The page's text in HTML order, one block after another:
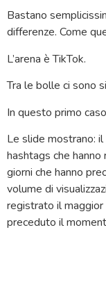
Bastano
differenze. Come
L’arena è TikTok.
Tra le bolle ci sono
In questo primo
Le slide mostrano:
hashtags che
giorni che hanno
volume di
registrato il maggior
preceduto il